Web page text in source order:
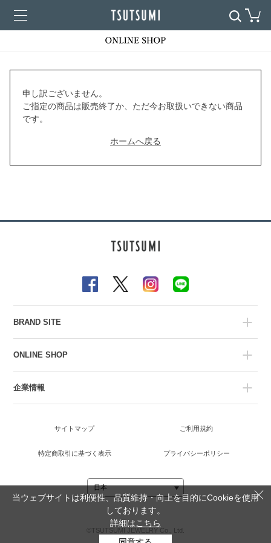
申し訳ございません。
ご指定の商品は販売終了か、ただ今お取扱いできない商品
です。
ホームへ戻る
BRAND SITE
ONLINE SHOP
企業情報
サイトマップ ご利用規約
特定商取引に基づく表示 プライバシーポリシー
©TSUTSUMI JEWELRY Co., Ltd.
当ウェブサイトは利便性、品質維持・向上を目的にCookieを使用
しております。
詳細はこちら